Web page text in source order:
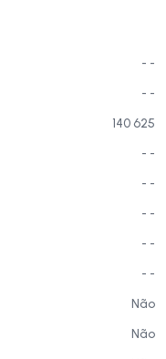
- -
- -
140 625
- -
- -
- -
- -
- -
Não
Não